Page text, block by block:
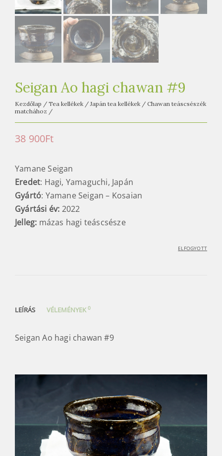
t
e
a
h
z
Seigan Ao hagi chawan #9
Kezdőlap / Tea kellékek /Japán tea kellékek / Chawan teáscsészék
matchához /
38 900Ft
Yamane Seigan
Eredet: Hagi, Yamaguchi, Japán
Gyártó: Yamane Seigan – Kosaian
Gyártási év: 2022
Jelleg: mázas hagi teáscsésze
ELFOGYOTT
LEÍRÁS VÉLEMÉNYEK0
Seigan Ao hagi chawan #9